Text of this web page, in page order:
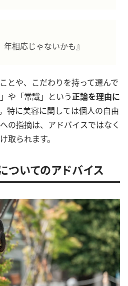
年相応じゃないかも』
とや、こだわりを持って選んで
や「常識」という正論を理由に
特に美容に関しては個人の自由
の指摘は、アドバイスではなく
取られます。
ついてのアドバイス